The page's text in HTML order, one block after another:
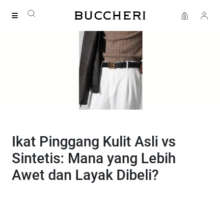
Ikat Pinggang Kulit Asli vs
Sintetis: Mana yang Lebih
Awet dan Layak Dibeli?